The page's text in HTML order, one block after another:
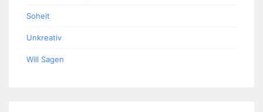
Soheit
Unkreativ
Will Sagen